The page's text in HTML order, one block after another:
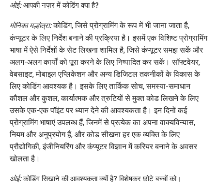
ओई:आपकी नज़र में कोडिंग क्या है?
मोनिका मल्होत्रा: कोडिंग, जिसे प्रोग्रामिंग के रूप में भी जाना जाता है,
कंप्यूटर के लिए निर्देश बनाने की प्रक्रिया है। इसमें एक विशिष्ट प्रोग्रामिंग
भाषा में ऐसे निर्देशों के सेट लिखना शामिल है, जिसे कंप्यूटर समझ सकें और
अलग-अलग कार्यों को पूरा करने के लिए निष्पादित कर सकें। सॉफ्टवेयर,
वेबसाइट, मोबाइल एप्लिकेशन और अन्य डिजिटल तकनीकों के विकास के
लिए कोडिंग आवश्यक है। इसके लिए तार्किक सोच, समस्या-समाधान
कौशल और कुशल, कार्यात्मक और त्रुटियों से मुक्त कोड लिखने के लिए
उसके एक-एक पॉइंट पर ध्यान देने की आवश्यकता है। इन दिनों कई
प्रोग्रामिंग भाषाएं उपलब्ध हैं, जिनमें से प्रत्येक का अपना वाक्यविन्यास,
नियम और अनुप्रयोग हैं, और कोड सीखना हर एक व्यक्ति के लिए
प्रौद्योगिकी, इंजीनियरिंग और कंप्यूटर विज्ञान में करियर बनाने के अवसर
खोलता है।
ओई:कोडिंग सिखाने की आवश्यकता क्यों है? विशेषकर छोटे बच्चों को।